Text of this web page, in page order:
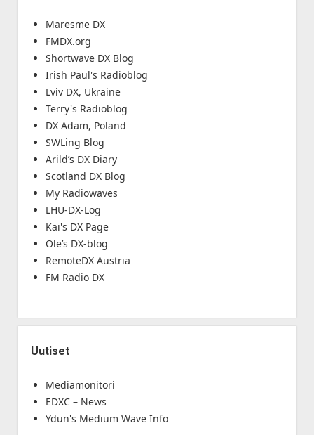
Maresme DX
FMDX.org
Shortwave DX Blog
Irish Paul's Radioblog
Lviv DX, Ukraine
Terry's Radioblog
DX Adam, Poland
SWLing Blog
Arild’s DX Diary
Scotland DX Blog
My Radiowaves
LHU-DX-Log
Kai's DX Page
Ole’s DX-blog
RemoteDX Austria
FM Radio DX
Uutiset
Mediamonitori
EDXC – News
Ydun's Medium Wave Info